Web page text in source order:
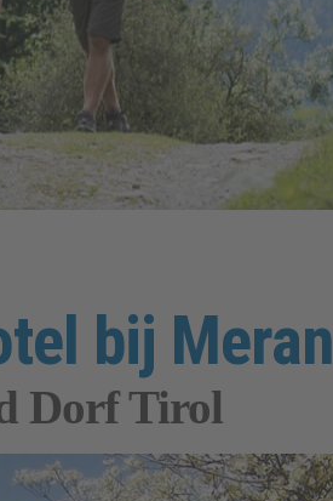
bij Meran
Dorf Tirol